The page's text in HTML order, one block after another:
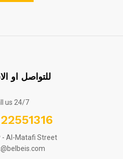
للتواصل او
us 24/7
- Al-Matafi Street